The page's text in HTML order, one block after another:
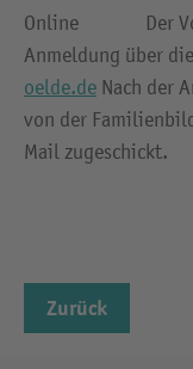
Online Der
Anmeldung über
oelde.de Nach der
von der
Mail zugeschickt.
Zurück